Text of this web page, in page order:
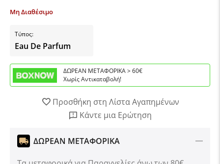
Μη Διαθέσιμο
Τύπος:
Eau De Parfum
ΔΩΡΕΑΝ ΜΕΤΑΦΟΡΙΚΑ > 60€
Χωρίς Αντικαταβολή!
Προσθήκη στη Λίστα Αγαπημένων
Κάντε μια Ερώτηση
ΔΩΡΕΑΝ ΜΕΤΑΦΟΡΙΚΑ